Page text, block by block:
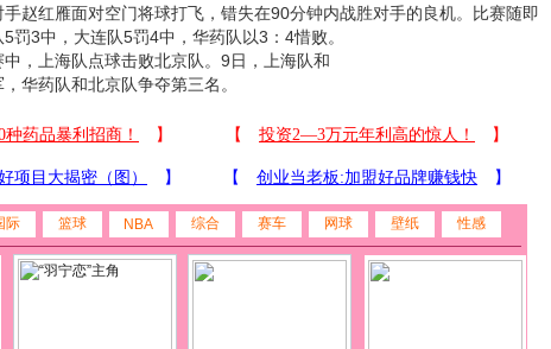
赵红雁面对空门将球打飞，错失在90分钟内战胜对手的良机。比赛随即
罚3中，大连队5罚4中，华药队以3：4惜败。
上海队点球击败北京队。9日，上海队和
药队和北京队争夺第三名。
际 篮球 NBA 综合 赛车 网球 壁纸 性感